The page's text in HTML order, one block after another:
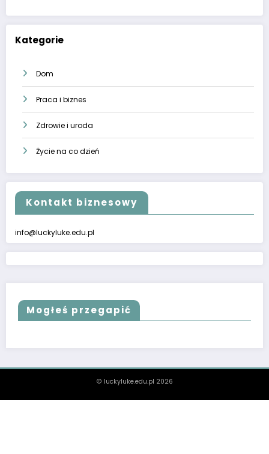
Kategorie
Dom
Praca i biznes
Zdrowie i uroda
Życie na co dzień
Kontakt biznesowy
info@luckyluke.edu.pl
Mogłeś przegapić
© luckyluke.edu.pl 2026